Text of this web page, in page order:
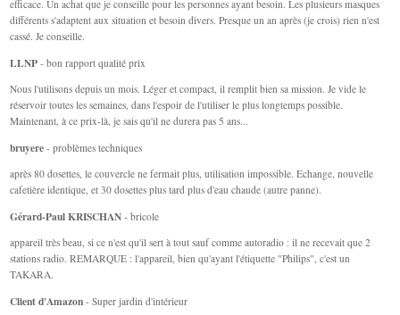
efficace. Un achat que je conseille pour les personnes ayant besoin. Les plusieurs masques
différents s'adaptent aux situation et besoin divers. Presque un an après (je crois) rien n'est
cassé. Je conseille.
LLNP - bon rapport qualité prix
Nous l'utilisons depuis un mois. Léger et compact, il remplit bien sa mission. Je vide le
réservoir toutes les semaines, dans l'espoir de l'utiliser le plus longtemps possible.
Maintenant, à ce prix-là, je sais qu'il ne durera pas 5 ans...
bruyere - problèmes techniques
après 80 dosettes, le couvercle ne fermait plus, utilisation impossible. Echange, nouvelle
cafetière identique, et 30 dosettes plus tard plus d'eau chaude (autre panne).
Gérard-Paul KRISCHAN - bricole
appareil très beau, si ce n'est qu'il sert à tout sauf comme autoradio : il ne recevait que 2
stations radio. REMARQUE : l'appareil, bien qu'ayant l'étiquette "Philips", c'est un
TAKARA.
Client d'Amazon - Super jardin d'intérieur